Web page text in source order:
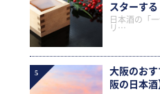
スターする
日本酒の「
リ…
5
大阪のお
阪の日本酒